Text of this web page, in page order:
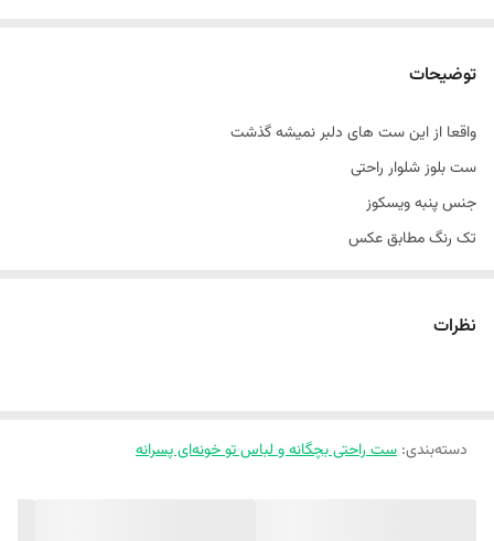
توضیحات
واقعا از این ست های دلبر نمیشه گذشت
ست بلوز شلوار راحتی
جنس پنبه ویسکوز
تک رنگ مطابق عکس
سایز ۵ قد لباس : ۴۸ پهنا : ۳۶ قد شلوار : ۶۸
نظرات
دسته‌بندی: ست راحتی بچگانه و لباس تو خونه‌ای پسرانه